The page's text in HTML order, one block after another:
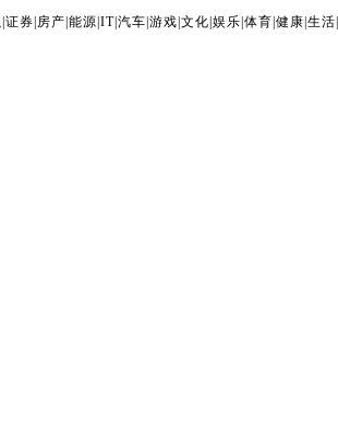
证券 房产 能源 IT| 汽车 游戏 文化 娱乐 体育 健康 生活